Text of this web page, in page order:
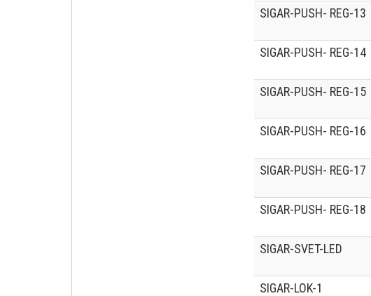
SIGAR-PUSH- REG-13
SIGAR-PUSH- REG-14
SIGAR-PUSH- REG-15
SIGAR-PUSH- REG-16
SIGAR-PUSH- REG-17
SIGAR-PUSH- REG-18
SIGAR-SVET-LED
SIGAR-LOK-1